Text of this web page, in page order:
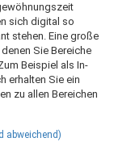
sich digital so
stehen. Eine große
Sie Bereiche
Beispiel als In-
erhalten Sie ein
zu allen Bereichen
abweichend)